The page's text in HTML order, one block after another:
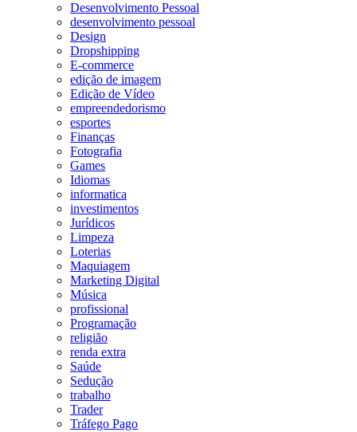
Desenvolvimento Pessoal
desenvolvimento pessoal
Design
Dropshipping
E-commerce
edição de imagem
Edição de Vídeo
empreendedorismo
esportes
Finanças
Fotografia
Games
Idiomas
informatica
investimentos
Jurídicos
Limpeza
Loterias
Maquiagem
Marketing Digital
Música
profissional
Programação
religião
renda extra
Saúde
Sedução
trabalho
Trader
Tráfego Pago